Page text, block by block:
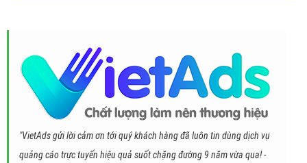
"VietAds gửi lời cảm ơn tới quý khách hàng đã luôn tin dùng dịch vụ
quảng cáo trực tuyến hiệu quả suốt chặng đường 9 năm vừa qua! -